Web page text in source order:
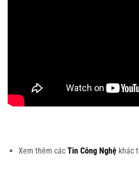
Xem thêm các Tin Công Nghệkhác